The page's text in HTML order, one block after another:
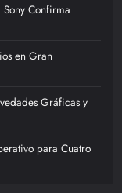
Sony Confirma
en Gran
Gráficas y
para Cuatro